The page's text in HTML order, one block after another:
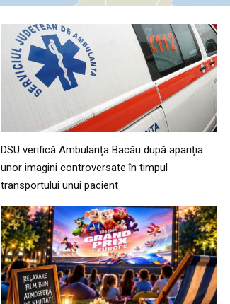
DSU verifică Ambulanța Bacău după apariția
unor imagini controversate în timpul
transportului unui pacient